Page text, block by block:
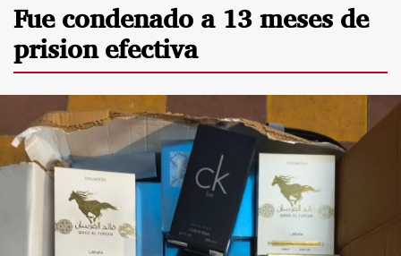
Fue condenado a 13 meses de
prision efectiva